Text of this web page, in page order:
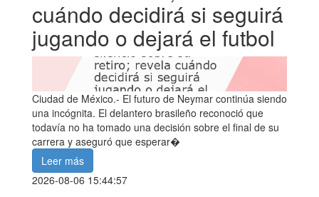
cuándo decidirá si seguirá
jugando o dejará el futbol
Ciudad de México.- El futuro de Neymar continúa siendo
una incógnita. El delantero brasileño reconoció que
todavía no ha tomado una decisión sobre el final de su
carrera y aseguró que esperar�
Leer más
2026-08-06 15:44:57